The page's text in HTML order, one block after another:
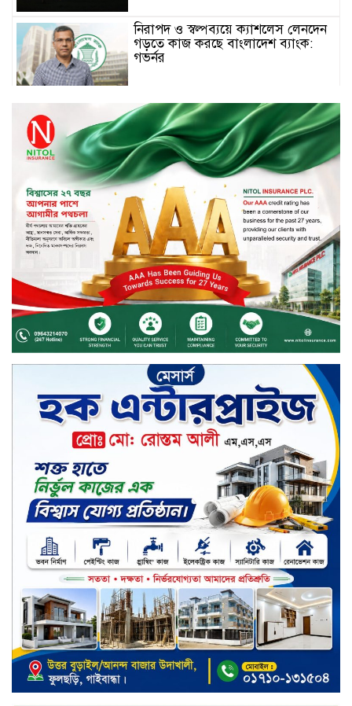
নিরাপদ ও স্বল্পব্যয়ে ক্যাশলেস লেনদেন
গড়তে কাজ করছে বাংলাদেশ ব্যাংক:
গভর্নর
জীবননগর সীমান্ত দিয়ে ভারতে অবৈধ
অনুপ্রবেশের সময় ৮ বাংলাদেশি নারী
আটক
মাধবপুর গৃহবধূর ঝুলন্ত মরদেহ উদ্ধার
করছে পুলিশ
চ্যানেল আইয়ের ‘আমরাই বাংলাদেশ’
টকশোতে সাইফুল ইসলাম সোহেল ও
চিত্রনায়ক ডিএ তায়েব
টাঙ্গাইলে নিহত বাস মালিকদের
পরিবারকে অনুদান ও সম্মাননা প্রদান
টাঙ্গাইলে ভাষা কর্মশালা ও পুরষ্কার
বিতরণ
সড়ক নিরাপত্তায় বিশেষ অবদান রাখায়
নিসচা বিশেষ সম্মাননা পেলেন লায়ন গনি
মিয়া বাবুল
মার্কেন্টাইল ব্যাংকের নির্বাহী কমিটির
চেয়ারম্যান হলেন আনোয়ারুল হক
সপ্তাহের শেষ কার্যদিবসে লেনদেনের
তালিকায় শীর্ষে উঠে এসেছে শার্প
ইন্ডাস্ট্রিজ
সপ্তাহের শেষ কার্যদিবসে দরপতনের